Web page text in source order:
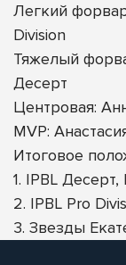
Легкий
Division
Тяжелый
Десерт
Центровая:
MVP:
Итоговое
1. IPBL
2. IPBL Pro
3. Звезды